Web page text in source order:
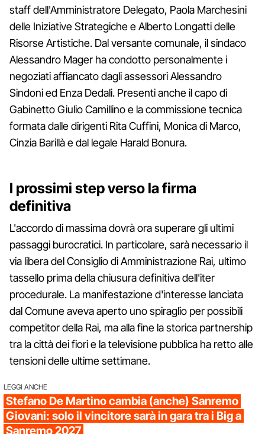
staff dell'Amministratore Delegato, Paola Marchesini
delle Iniziative Strategiche e Alberto Longatti delle
Risorse Artistiche. Dal versante comunale, il sindaco
Alessandro Mager ha condotto personalmente i
negoziati affiancato dagli assessori Alessandro
Sindoni ed Enza Dedali. Presenti anche il capo di
Gabinetto Giulio Camillino e la commissione tecnica
formata dalle dirigenti Rita Cuffini, Monica di Marco,
Cinzia Barillà e dal legale Harald Bonura.
I prossimi step verso la firma
definitiva
L'accordo di massima dovrà ora superare gli ultimi
passaggi burocratici. In particolare, sarà necessario il
via libera del Consiglio di Amministrazione Rai, ultimo
tassello prima della chiusura definitiva dell'iter
procedurale. La manifestazione d'interesse lanciata
dal Comune aveva aperto uno spiraglio per possibili
competitor della Rai, ma alla fine la storica partnership
tra la città dei fiori e la televisione pubblica ha retto alle
tensioni delle ultime settimane.
LEGGI ANCHE
Stefano De Martino cambia (anche) Sanremo
Giovani: solo il vincitore sarà in gara tra i Big a
Sanremo 2027